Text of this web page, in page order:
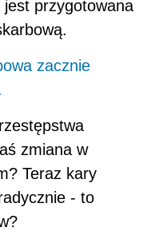
przygotowana
zacznie
zmiana w
Teraz kary
- to